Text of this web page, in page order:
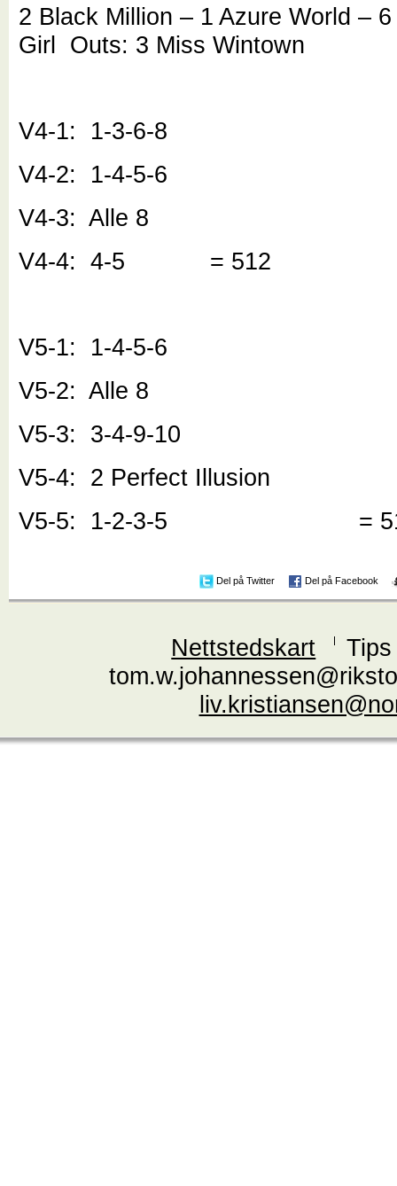
2 Black Million – 1 Azure World –
Girl Outs: 3 Miss Wintown
V4-1: 1-3-6-8
V4-2: 1-4-5-6
V4-3: Alle 8
V4-4: 4-5 = 512
V5-1: 1-4-5-6
V5-2: Alle 8
V5-3: 3-4-9-10
V5-4: 2 Perfect Illusion
V5-5: 1-2-3-5 =
Del på Twitter Del på Facebook
Nettstedskart